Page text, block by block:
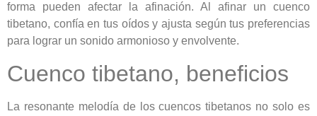
forma pueden afectar la afinación. Al afinar un cuenco
tibetano, confía en tus oídos y ajusta según tus preferencias
para lograr un sonido armonioso y envolvente.
Cuenco tibetano, beneficios
La resonante melodía de los cuencos tibetanos no solo es